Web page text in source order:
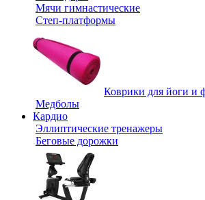
Мячи гимнастические
Степ-платформы
Коврики для йоги и
Медболы
Кардио
Эллиптические тренажеры
Беговые дорожки